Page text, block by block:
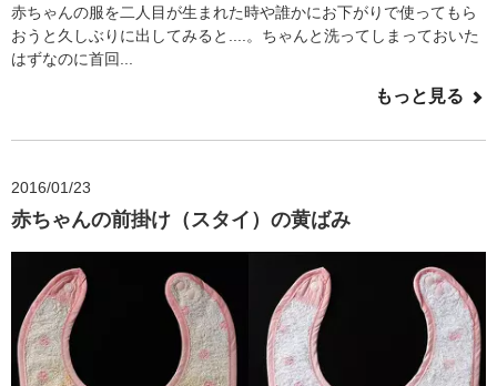
赤ちゃんの服を二人目が生まれた時や誰かにお下がりで使ってもら
おうと久しぶりに出してみると....。ちゃんと洗ってしまっておいた
はずなのに首回...
もっと見る
2016/01/23
赤ちゃんの前掛け（スタイ）の黄ばみ